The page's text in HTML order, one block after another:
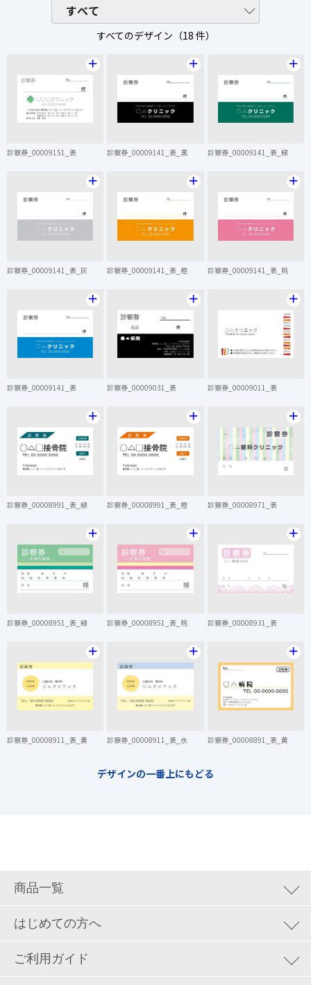
すべてのデザイン（18 件）
＋
診察券_00009151_表
＋
診察券_00009141_表_黒
＋
診察券_00009141_表_緑
＋
診察券_00009141_表_灰
＋
診察券_00009141_表_橙
＋
診察券_00009141_表_桃
＋
診察券_00009141_表
＋
診察券_00009031_表
＋
診察券_00009011_表
＋
診察券_00008991_表_緑
＋
診察券_00008991_表_橙
＋
診察券_00008971_表
＋
診察券_00008951_表_緑
＋
診察券_00008951_表_桃
＋
診察券_00008931_表
＋
診察券_00008911_表_黄
＋
診察券_00008911_表_水
＋
診察券_00008891_表_黄
デザインの一番上にもどる
商品一覧
お試しトライアル
はじめての方へ
はじめての方へ
ご利用ガイド